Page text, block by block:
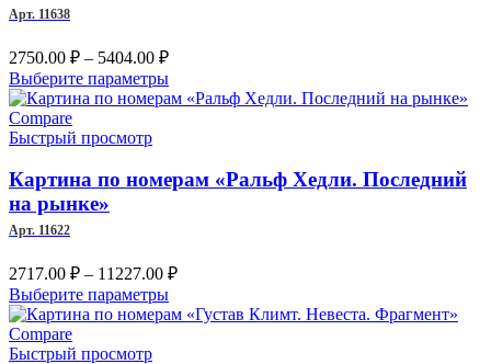
Арт. 11638
2750.00 ₽ – 5404.00 ₽Диапазон
цен:
2750.00 ₽
Выберите параметрыЭтот
товар
Опции
можно
товара.
Compare
Быстрый просмотр
Картина по номерам «Ральф Хедли. Последний
на рынке»
Арт. 11622
2717.00 ₽ – 11227.00 ₽Диапазон
2717.00 ₽
Выберите параметрыЭтот
товар
Compare
Быстрый просмотр